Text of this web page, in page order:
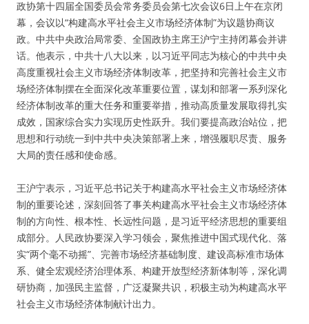
政协第十四届全国委员会常务委员会第七次会议6日上午在京闭
幕，会议以“构建高水平社会主义市场经济体制”为议题协商议
政。中共中央政治局常委、全国政协主席王沪宁主持闭幕会并讲
话。他表示，中共十八大以来，以习近平同志为核心的中共中央
高度重视社会主义市场经济体制改革，把坚持和完善社会主义市
场经济体制摆在全面深化改革重要位置，谋划和部署一系列深化
经济体制改革的重大任务和重要举措，推动高质量发展取得扎实
成效，国家综合实力实现历史性跃升。我们要提高政治站位，把
思想和行动统一到中共中央决策部署上来，增强履职尽责、服务
大局的责任感和使命感。
王沪宁表示，习近平总书记关于构建高水平社会主义市场经济体
制的重要论述，深刻回答了事关构建高水平社会主义市场经济体
制的方向性、根本性、长远性问题，是习近平经济思想的重要组
成部分。人民政协要深入学习领会，聚焦推进中国式现代化、落
实“两个毫不动摇”、完善市场经济基础制度、建设高标准市场体
系、健全宏观经济治理体系、构建开放型经济新体制等，深化调
研协商，加强民主监督，广泛凝聚共识，积极主动为构建高水平
社会主义市场经济体制献计出力。